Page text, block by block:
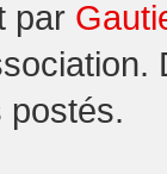
par
postés.